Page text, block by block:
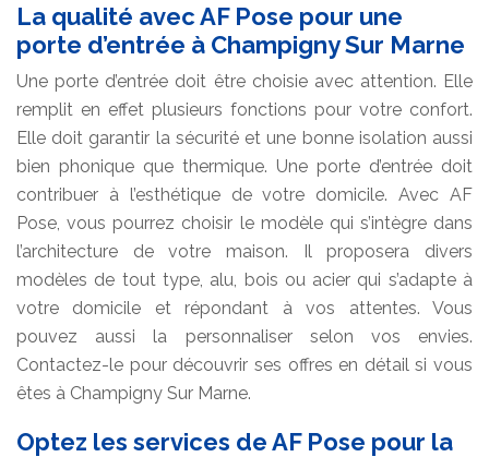
La qualité avec AF Pose pour une
porte d’entrée à Champigny Sur Marne
Une porte d’entrée doit être choisie avec attention. Elle
remplit en effet plusieurs fonctions pour votre confort.
Elle doit garantir la sécurité et une bonne isolation aussi
bien phonique que thermique. Une porte d’entrée doit
contribuer à l’esthétique de votre domicile. Avec AF
Pose, vous pourrez choisir le modèle qui s’intègre dans
l’architecture de votre maison. Il proposera divers
modèles de tout type, alu, bois ou acier qui s’adapte à
votre domicile et répondant à vos attentes. Vous
pouvez aussi la personnaliser selon vos envies.
Contactez-le pour découvrir ses offres en détail si vous
êtes à Champigny Sur Marne.
Optez les services de AF Pose pour la